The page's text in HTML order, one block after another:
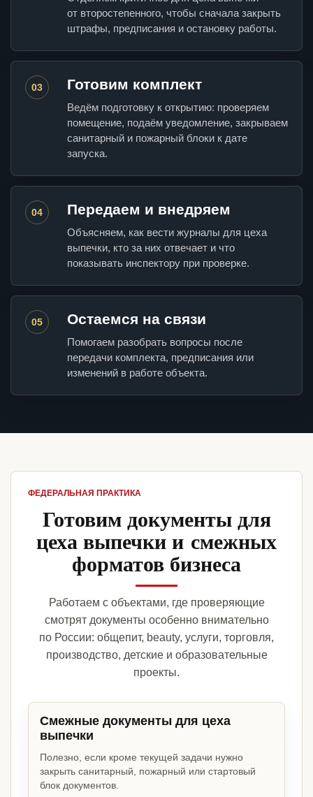
от второстепенного, чтобы сначала закрыть
штрафы, предписания и остановку работы.
03 Готовим комплект
Ведём подготовку к открытию: проверяем
помещение, подаём уведомление, закрываем
санитарный и пожарный блоки к дате
запуска.
04 Передаем и внедряем
Объясняем, как вести журналы для цеха
выпечки, кто за них отвечает и что
показывать инспектору при проверке.
05 Остаемся на связи
Помогаем разобрать вопросы после
передачи комплекта, предписания или
изменений в работе объекта.
ФЕДЕРАЛЬНАЯ ПРАКТИКА
Готовим документы для
цеха выпечки и смежных
форматов бизнеса
Работаем с объектами, где проверяющие
смотрят документы особенно внимательно
по России: общепит, beauty, услуги, торговля,
производство, детские и образовательные
проекты.
Смежные документы для цеха
выпечки
Полезно, если кроме текущей задачи нужно
закрыть санитарный, пожарный или стартовый
блок документов.